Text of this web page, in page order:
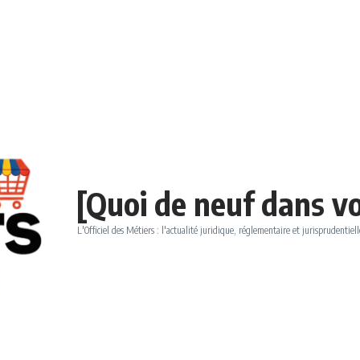
[Quoi de neuf dans
L'Officiel des Métiers : l'actualité juridique, réglementaire et